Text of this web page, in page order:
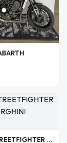
Ducati STREETFIGHTER V4 LAMBORGHINI N°349/630